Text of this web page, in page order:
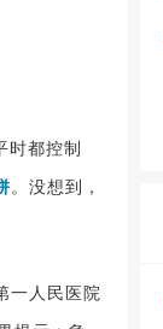
时都控制
。没想到，
一人民医院